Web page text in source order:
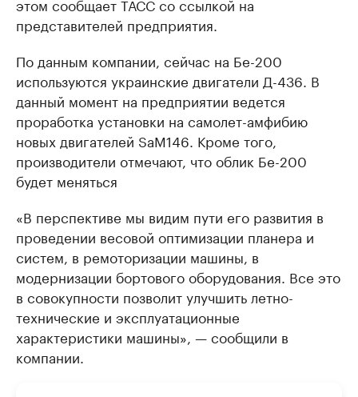
представителей предприятия.
По данным компании, сейчас на Бе-200
используются украинские двигатели Д-436. В
данный момент на предприятии ведется
проработка установки на самолет-амфибию
новых двигателей SaM146. Кроме того,
производители отмечают, что облик Бе-200
будет меняться
«В перспективе мы видим пути его развития в
проведении весовой оптимизации планера и
систем, в ремоторизации машины, в
модернизации бортового оборудования. Все это
в совокупности позволит улучшить летно-
технические и эксплуатационные
характеристики машины», — сообщили в
компании.